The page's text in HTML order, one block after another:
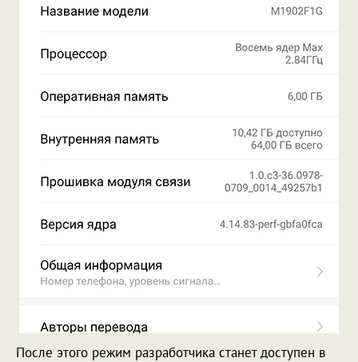
После этого режим разработчика станет доступен в